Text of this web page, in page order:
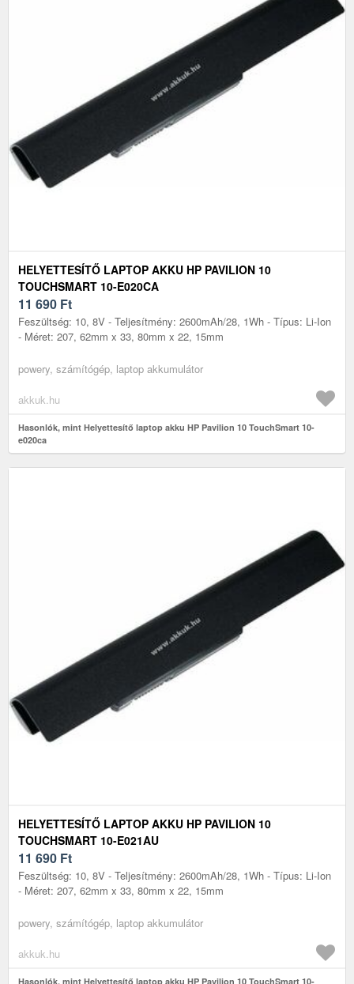
HELYETTESÍTŐ LAPTOP AKKU HP PAVILION 10
TOUCHSMART 10-E020CA
11 690 Ft
Feszültség: 10, 8V - Teljesítmény: 2600mAh/28, 1Wh - Típus: Li-Ion
- Méret: 207, 62mm x 33, 80mm x 22, 15mm
powery, számítógép, laptop akkumulátor
akkuk.hu
Hasonlók, mint Helyettesítő laptop akku HP Pavilion 10 TouchSmart 10-
e020ca
HELYETTESÍTŐ LAPTOP AKKU HP PAVILION 10
TOUCHSMART 10-E021AU
11 690 Ft
Feszültség: 10, 8V - Teljesítmény: 2600mAh/28, 1Wh - Típus: Li-Ion
- Méret: 207, 62mm x 33, 80mm x 22, 15mm
powery, számítógép, laptop akkumulátor
akkuk.hu
Hasonlók, mint Helyettesítő laptop akku HP Pavilion 10 TouchSmart 10-